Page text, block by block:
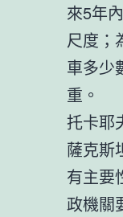
來5年
尺度；
車多少
重。
托卡耶
薩克斯
有主要
政機關